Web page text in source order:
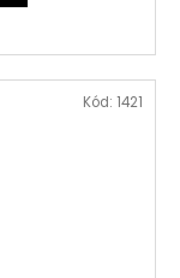
Kód: 1421